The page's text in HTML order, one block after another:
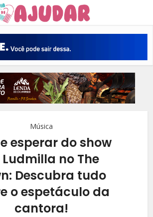
Música
esperar do show
no The
Descubra tudo
o espetáculo da
cantora!